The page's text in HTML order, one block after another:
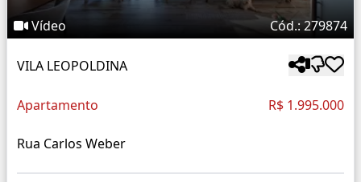
Vídeo Cód.: 279874
VILA LEOPOLDINA
Apartamento R$ 1.995.000
Rua Carlos Weber